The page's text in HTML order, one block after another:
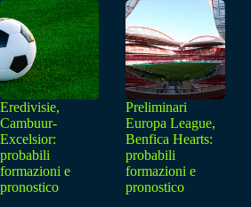
Eredivisie,
Cambuur-
Excelsior:
probabili
formazioni e
pronostico
Preliminari
Europa League,
Benfica Hearts:
probabili
formazioni e
pronostico